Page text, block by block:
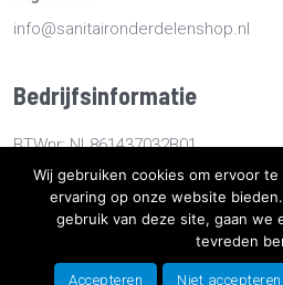
info@sanitaironderdelenshop.nl
Bedrijfsinformatie
BTWnr: NL861437032B01
KvKnr: 78527112
Bestellen en bezorgen -Algemene
Wij gebruiken cookies om ervoor
ervaring op onze website
gebruik van deze site, gaan we
tevreden
Accepteren Niet accepteren